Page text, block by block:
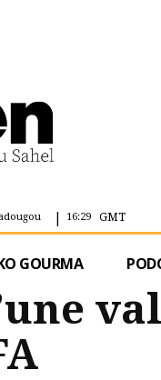
| 16:29 GMT
GOURMA